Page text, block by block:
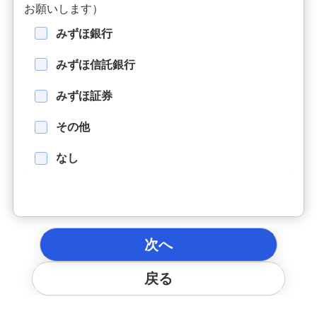
お願いします）
みずほ銀行
みずほ信託銀行
みずほ証券
その他
なし
戻る
次へ